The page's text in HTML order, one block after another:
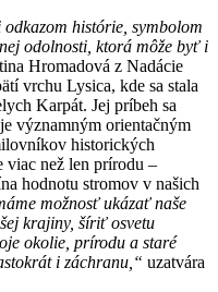
histórie, symbolom
odolnosti, ktorá môže byť i
Hromadová z Nadácie
vrchu Lysica, kde sa stala
Karpát. Jej príbeh sa
významným orientačným
historických
viac než len prírodu –
hodnotu stromov v našich
možnosť ukázať naše
krajiny, šíriť osvetu
okolie, prírodu a staré
i záchranu,“ uzatvára